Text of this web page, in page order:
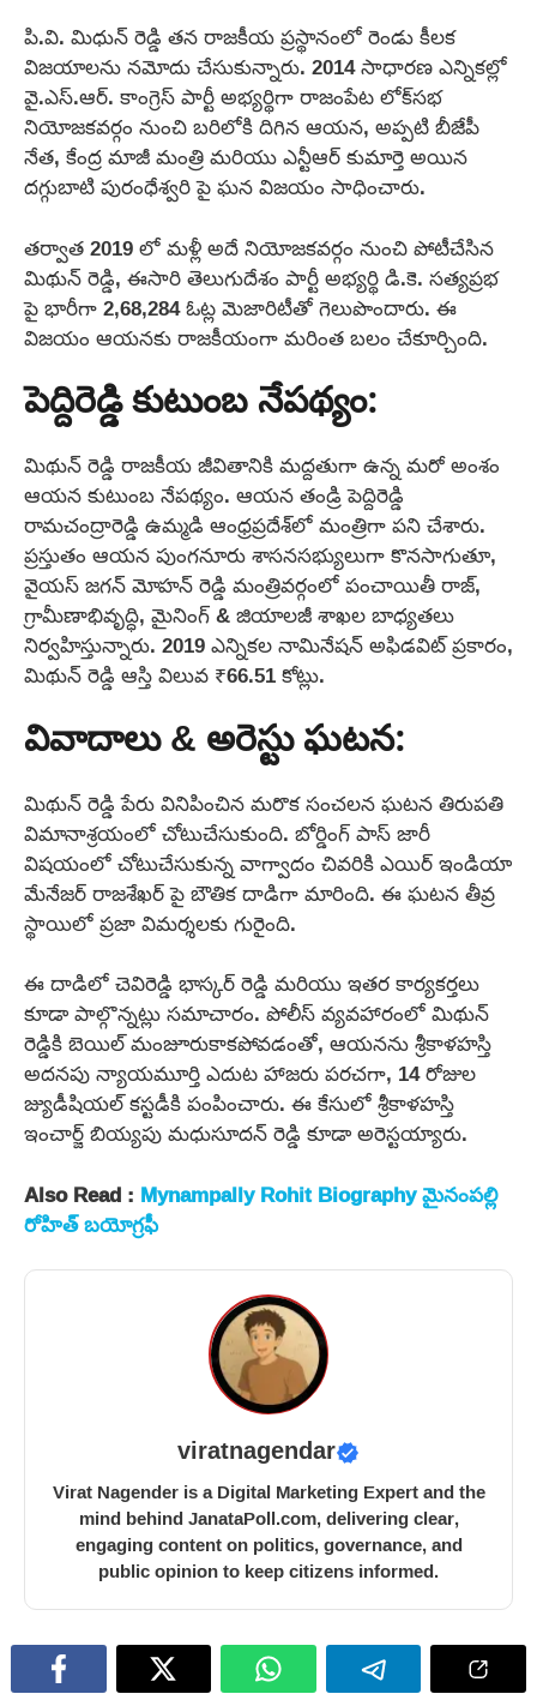
పి.వి. మిధున్ రెడ్డి తన రాజకీయ ప్రస్థానంలో రెండు కీలక
విజయాలను నమోదు చేసుకున్నారు. 2014 సాధారణ ఎన్నికల్లో
వై.ఎస్.ఆర్. కాంగ్రెస్ పార్టీ అభ్యర్థిగా రాజంపేట లోక్‌సభ
నియోజకవర్గం నుంచి బరిలోకి దిగిన ఆయన, అప్పటి బీజేపీ
నేత, కేంద్ర మాజీ మంత్రి మరియు ఎన్టీఆర్ కుమార్తె అయిన
దగ్గుబాటి పురంధేశ్వరి పై ఘన విజయం సాధించారు.
తర్వాత 2019 లో మళ్లీ అదే నియోజకవర్గం నుంచి పోటీచేసిన
మిథున్ రెడ్డి, ఈసారి తెలుగుదేశం పార్టీ అభ్యర్థి డి.కె. సత్యప్రభ
పై భారీగా 2,68,284 ఓట్ల మెజారిటీతో గెలుపొందారు. ఈ
విజయం ఆయనకు రాజకీయంగా మరింత బలం చేకూర్చింది.
పెద్దిరెడ్డి కుటుంబ నేపథ్యం:
మిథున్ రెడ్డి రాజకీయ జీవితానికి మద్దతుగా ఉన్న మరో అంశం
ఆయన కుటుంబ నేపథ్యం. ఆయన తండ్రి పెద్దిరెడ్డి
రామచంద్రారెడ్డి ఉమ్మడి ఆంధ్రప్రదేశ్‌లో మంత్రిగా పని చేశారు.
ప్రస్తుతం ఆయన పుంగనూరు శాసనసభ్యులుగా కొనసాగుతూ,
వైయస్ జగన్ మోహన్ రెడ్డి మంత్రివర్గంలో పంచాయితీ రాజ్,
గ్రామీణాభివృద్ధి, మైనింగ్ & జియాలజీ శాఖల బాధ్యతలు
నిర్వహిస్తున్నారు. 2019 ఎన్నికల నామినేషన్ అఫిడవిట్ ప్రకారం,
మిథున్ రెడ్డి ఆస్తి విలువ ₹66.51 కోట్లు.
వివాదాలు & అరెస్టు ఘటన:
మిథున్ రెడ్డి పేరు వినిపించిన మరొక సంచలన ఘటన తిరుపతి
విమానాశ్రయంలో చోటుచేసుకుంది. బోర్డింగ్ పాస్ జారీ
విషయంలో చోటుచేసుకున్న వాగ్వాదం చివరికి ఎయిర్ ఇండియా
మేనేజర్ రాజశేఖర్ పై బౌతిక దాడిగా మారింది. ఈ ఘటన తీవ్ర
స్థాయిలో ప్రజా విమర్శలకు గురైంది.
ఈ దాడిలో చెవిరెడ్డి భాస్కర్ రెడ్డి మరియు ఇతర కార్యకర్తలు
కూడా పాల్గొన్నట్లు సమాచారం. పోలీస్‌ వ్యవహారంలో మిథున్
రెడ్డికి బెయిల్ మంజూరుకాకపోవడంతో, ఆయనను శ్రీకాళహస్తి
అదనపు న్యాయమూర్తి ఎదుట హాజరు పరచగా, 14 రోజుల
జ్యుడీషియల్ కస్టడీకి పంపించారు. ఈ కేసులో శ్రీకాళహస్తి
ఇంచార్జ్ బియ్యపు మధుసూదన్ రెడ్డి కూడా అరెస్టయ్యారు.
Also Read : Mynampally Rohit Biography మైనంపల్లి
రోహిత్ బయోగ్రఫీ
viratnagendar
Virat Nagender is a Digital Marketing Expert and the
mind behind JanataPoll.com, delivering clear,
engaging content on politics, governance, and
public opinion to keep citizens informed.